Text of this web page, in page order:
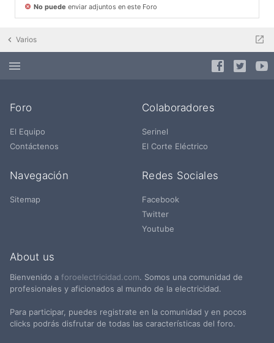
No puede enviar adjuntos en este Foro
Varios
Foro
El Equipo
Contáctenos
Colaboradores
Serinel
El Corte Eléctrico
Navegación
Sitemap
Redes Sociales
Facebook
Twitter
Youtube
About us
Bienvenido a foroelectricidad.com. Somos una comunidad de
profesionales y aficionados al mundo de la electricidad.
Para participar, puedes registrate en la comunidad y en pocos
clicks podrás disfrutar de todas las características del foro.